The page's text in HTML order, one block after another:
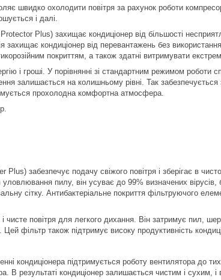
швидко охолодити повітря за рахунок роботи
і далі.
Plus) захищає кондиціонер від більшості
кондиціонер від перевантажень без використання
покриттям, а також здатні витримувати
і гроші. У порівнянні зі стандартним режимом роботи
залишається на колишньому рівні. Так
прохолодна комфортна атмосфера.
забезпечує подачу свіжого повітря і зберігає в
пилу, він усуває до 99% визначених вірусів,
сітку. Антибактеріальне покриття фільтруючого
чисте повітря для легкого дихання. Він затримує пил,
фільтр також підтримує високу продуктивність
кондиціонера підтримується роботу вентилятора до
В результаті кондиціонер залишається чистим і сухим,